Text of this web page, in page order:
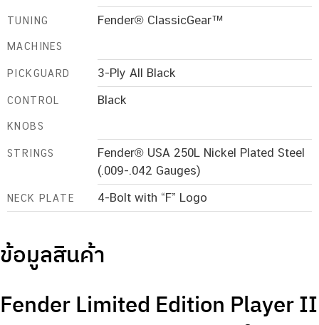
TUNING
MACHINES
Fender® ClassicGear™
PICKGUARD 3-Ply All Black
CONTROL
KNOBS
Black
STRINGS
Fender® USA 250L Nickel Plated Steel
(.009-.042 Gauges)
NECK PLATE 4-Bolt with “F” Logo
ข้อมูลสินค้า
Fender Limited Edition Player II